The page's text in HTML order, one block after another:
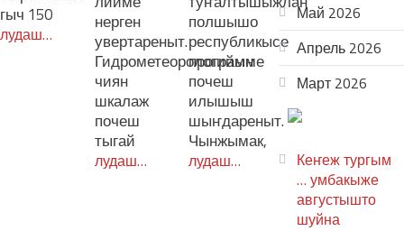
гыч 150
лудаш…
нерген
увертареныт.
Гидрометеорологийын
чиян
шкалаж
почеш
тыгай
лудаш…
полшышо
республикысе
программе
почеш
илышыш
шыҥдареныт.
Чынжымак,
лудаш…
Май 2026
Апрель 2026
Март 2026
Кеҥеж тургым
… умбакыже
августышто
шуйна